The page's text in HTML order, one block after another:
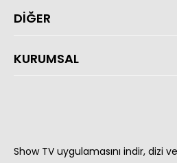
DİĞER
KURUMSAL
Show TV uygulamasını indir, dizi